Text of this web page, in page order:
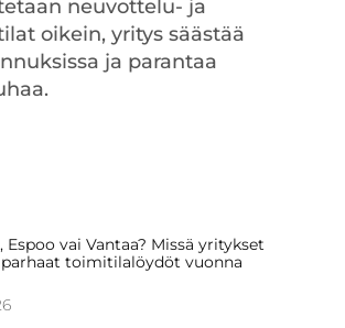
neuvottelu- ja
oikein, yritys säästää
ja parantaa
Espoo vai Vantaa? Missä yritykset
toimitilalöydöt vuonna